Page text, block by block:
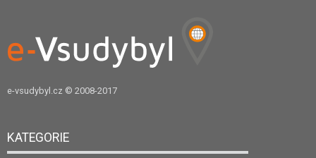
e-vsudybyl.cz © 2008-2017
KATEGORIE